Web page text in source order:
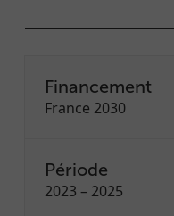
Financement
France 2030
Période
2023 – 2025